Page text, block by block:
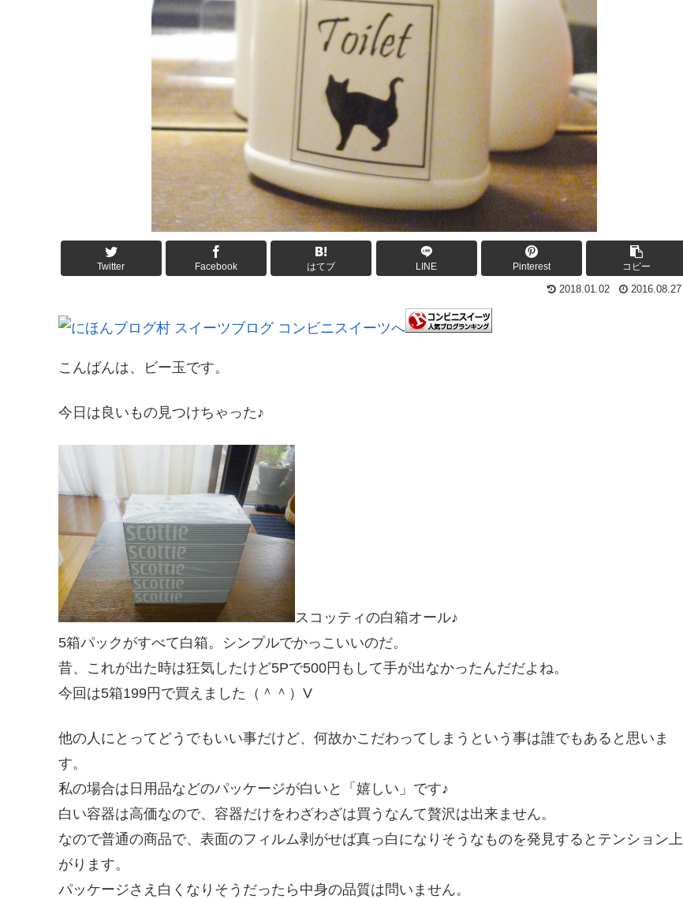
Twitter Facebook はてブ LINE Pinterest コピー
2018.01.02 2016.08.27
こんばんは、ビー玉です。
今日は良いもの見つけちゃった♪
スコッティの白箱オール♪
5箱パックがすべて白箱。シンプルでかっこいいのだ。
昔、これが出た時は狂気したけど5Pで500円もして手が出なかったんだだよね。
今回は5箱199円で買えました（＾＾）V
他の人にとってどうでもいい事だけど、何故かこだわってしまうという事は誰でもあると思いま
す。
私の場合は日用品などのパッケージが白いと「嬉しい」です♪
白い容器は高価なので、容器だけをわざわざは買うなんて贅沢は出来ません。
なので普通の商品で、表面のフィルム剥がせば真っ白になりそうなものを発見するとテンション上
がります。
パッケージさえ白くなりそうだったら中身の品質は問いません。